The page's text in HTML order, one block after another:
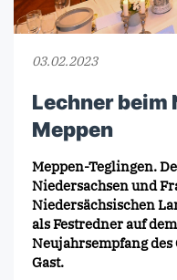
03.02.2023
Lechner beim
Meppen
Meppen-Teglingen.
Niedersachsen und
Niedersächsischen
als Festredner auf
Neujahrsempfang
Gast.